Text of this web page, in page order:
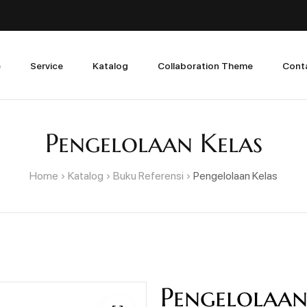
Service Katalog Collaboration Theme
Pengelolaan Kelas
Home Katalog Buku Referensi Pengelolaan Kelas